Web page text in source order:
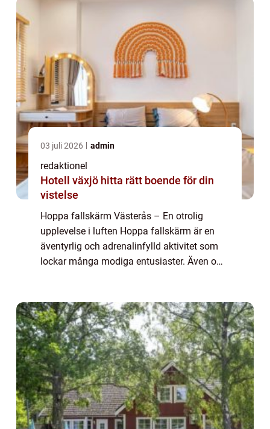
03 juli 2026 admin
redaktionel
Hotell växjö hitta rätt boende för din
vistelse
Hoppa fallskärm Västerås – En otrolig
upplevelse i luften Hoppa fallskärm är en
äventyrlig och adrenalinfylld aktivitet som
lockar många modiga entusiaster. Även om